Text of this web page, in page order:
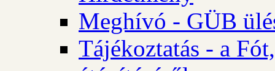
Meghívó - GÜB
Tájékoztatás - a